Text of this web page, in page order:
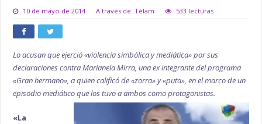
10 de mayo de 2014 A través de: Télam 533 lecturas
Lo acusan que ejerció «violencia simbólica y mediática» por sus
declaraciones contra Marianela Mirra, una ex integrante del programa
«Gran hermano», a quien calificó de «zorra» y «puta», en el marco de un
episodio mediático que los tuvo a ambos como protagonistas.
«La